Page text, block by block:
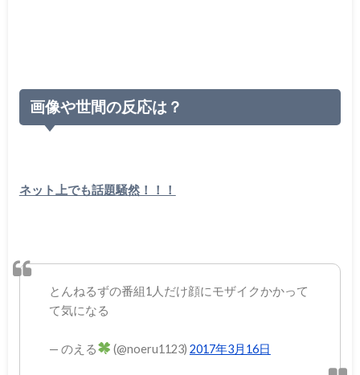
画像や世間の反応は？
ネット上でも話題騒然！！！
とんねるずの番組1人だけ顔にモザイクかかって
て気になる
— のえる (@noeru1123) 2017年3月16日